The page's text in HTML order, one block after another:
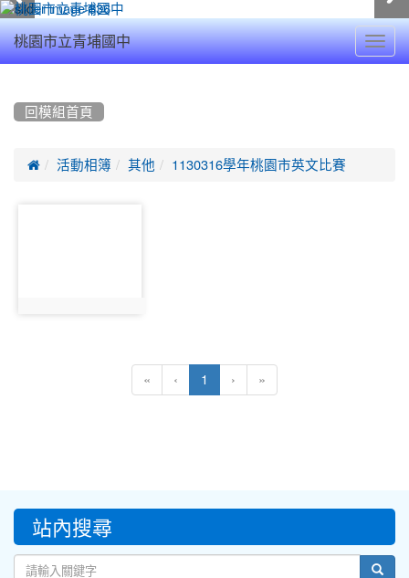
桃園市立青埔國中
回模組首頁
 活動相簿 其他 1130316學年桃園市英文比賽
« ‹ 1 (current)
› »
::: 站內搜尋